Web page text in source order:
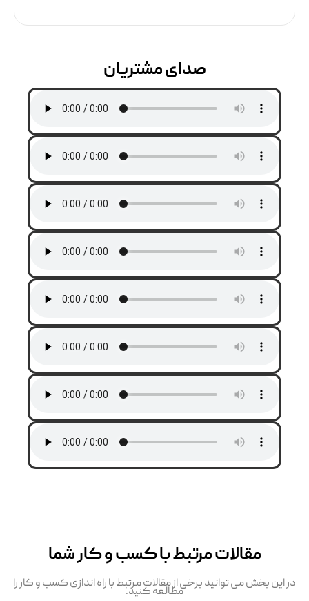
صدای مشتریان
مقالات مرتبط با کسب و کار شما
در این بخش می توانید برخی از مقالات مرتبط با راه اندازی کسب و کار را
مطالعه کنید.